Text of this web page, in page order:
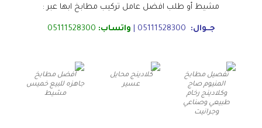
مشيط أو طلب افضل عامل تركيب مطابخ ابها عبر :
جــوال: 05111528300 واتساب: 05111528300
تفصيل مطابخ
المنيوم صاج
وكلادينج رخام
طبيعي وصناعي
وجرانيت
كلادينج محايل
عسير
افضل مطابخ
جاهزه للبيع خميس
مشيط